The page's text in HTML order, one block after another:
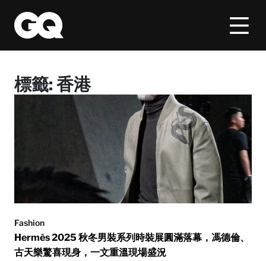
標籤: 香港
Fashion
Hermès 2025 秋冬男裝系列時裝展圓滿落幕，馮德倫、
古天樂驚喜現身，一文重溫現場盛況